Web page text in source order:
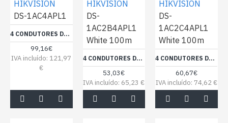
HIKVISION
DS-1AC4APL1
4 CONDUTORES DE SINAL - CONDUTOR COBRE ELECTROLÍTICO FLEXÍVEL - VISOR ALUMÍNIO POLIÉSTER+DRENAGEM CUSN - BOBINE DE 305 METROS - CERTIFICADO CPR ECA - MÍNIMA PERDA
99,16€
IVA incluído: 121,97
€
HIKVISION
DS-
1AC2B4APL1
White 100m
4 CONDUTORES DE SINAL + 2 DE ALIMENTAÇÃO - CONDUTOR COBRE ELECTROLÍTICO FLEXÍVEL - VISOR ALUMÍNIO POLIÉSTER+DRENAGEM CUSN - BOBINE DE 100 METROS - CERTIFICADO CPR ECA - MÍNIMA PERDA (DS-1AC2B4APL1 WHITE 100M)
53,03€
IVA incluído: 65,23 €
HIKVISION
DS-
1AC2C4APL1
White 100m
4 CONDUTORES DE SINAL + 2 DE ALIMENTAÇÃO - CONDUTOR COBRE ELECTROLÍTICO FLEXÍVEL - VISOR ALUMÍNIO POLIÉSTER+DRENAGEM CUSN - BOBINE DE 100 METROS - CERTIFICADO CPR ECA - MÍNIMA PERDA (DS-1AC2C4APL1 WHITE 100M)
60,67€
IVA incluído: 74,62 €